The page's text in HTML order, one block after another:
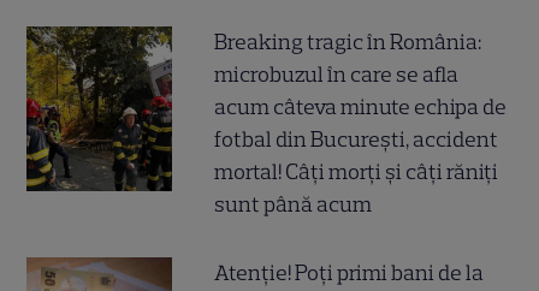
Breaking tragic în România:
microbuzul în care se afla
acum câteva minute echipa de
fotbal din București, accident
mortal! Câți morți și câți răniți
sunt până acum
Atenție! Poți primi bani de la